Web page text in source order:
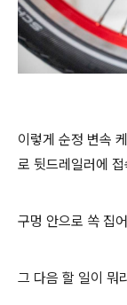
이렇게 순정 변속
로 뒷드레일러에
구멍 안으로 쏙 집
그 다음 할 일이 뭐